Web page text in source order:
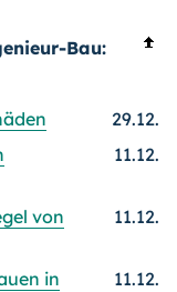
Bau:
29.12.
11.12.
von
11.12.
in
11.12.